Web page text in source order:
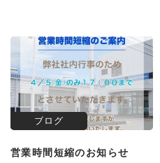
ブログ
営業時間短縮のお知らせ